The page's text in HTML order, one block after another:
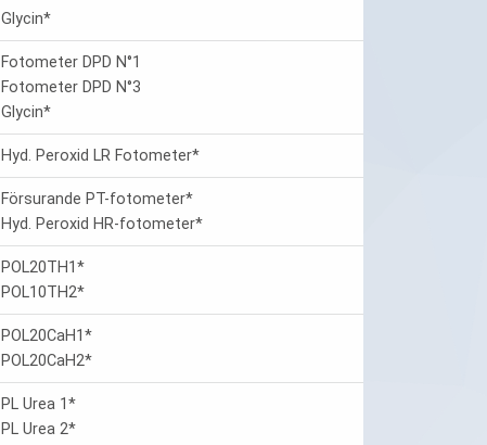
Glycin*
Fotometer DPD N°1
Fotometer DPD N°3
Glycin*
Hyd. Peroxid LR Fotometer*
Försurande PT-fotometer*
Hyd. Peroxid HR-fotometer*
POL20TH1*
POL10TH2*
POL20CaH1*
POL20CaH2*
PL Urea 1*
PL Urea 2*